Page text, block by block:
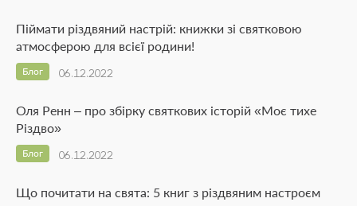
Піймати різдвяний настрій: книжки зі святковою
атмосферою для всієї родини!
06.12.2022
Блог
Оля Ренн – про збірку святкових історій «Моє тихе
Різдво»
06.12.2022
Блог
Що почитати на свята: 5 книг з різдвяним настроєм